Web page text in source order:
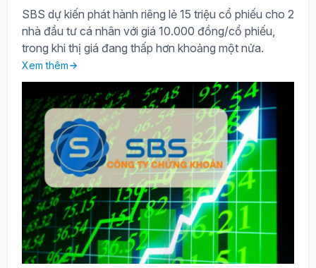
SBS dự kiến phát hành riêng lẻ 15 triệu cổ phiếu cho 2
nhà đầu tư cá nhân với giá 10.000 đồng/cổ phiếu,
trong khi thị giá đang thấp hơn khoảng một nửa.
Xem thêm